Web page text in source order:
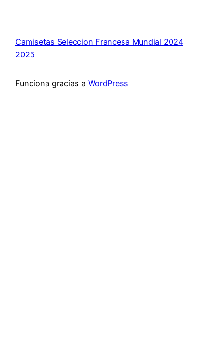
Camisetas Seleccion Francesa Mundial 2024
2025
Funciona gracias a WordPress